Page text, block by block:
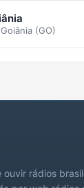
(GO)
rádios